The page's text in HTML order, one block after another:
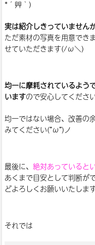
*´艸｀)
実は紹介しきっていません
ただ素材の写真を用意でき
せていただきます(/ω＼)
均一に摩耗されているよう
いますので安心してくださ
均一ではない場合、改善の
みてください(”ω”)ノ
最後に、絶対あっていると
あくまで目安として判断が
どよろしくお願いいたします
それでは